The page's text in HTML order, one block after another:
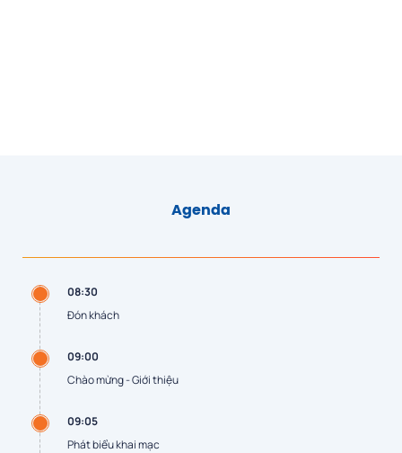
Agenda
08:30
Đón khách
09:00
Chào mừng - Giới thiệu
09:05
Phát biểu khai mạc